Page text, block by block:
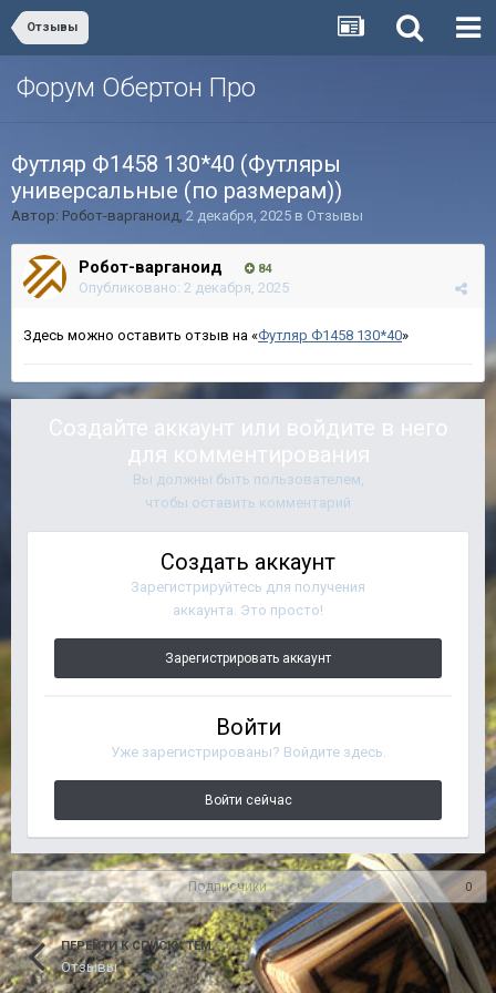
Отзывы
Форум Обертон Про
Футляр Ф1458 130*40 (Футляры
универсальные (по размерам))
Автор: Робот-варганоид, 2 декабря, 2025 в Отзывы
Робот-варганоид 84
Опубликовано: 2 декабря, 2025
Здесь можно оставить отзыв на «Футляр Ф1458 130*40»
Создайте аккаунт или войдите в него
для комментирования
Вы должны быть пользователем,
чтобы оставить комментарий
Создать аккаунт
Зарегистрируйтесь для получения
аккаунта. Это просто!
Зарегистрировать аккаунт
Войти
Уже зарегистрированы? Войдите здесь.
Войти сейчас
Подписчики 0
ПЕРЕЙТИ К СПИСКУ ТЕМ
Отзывы